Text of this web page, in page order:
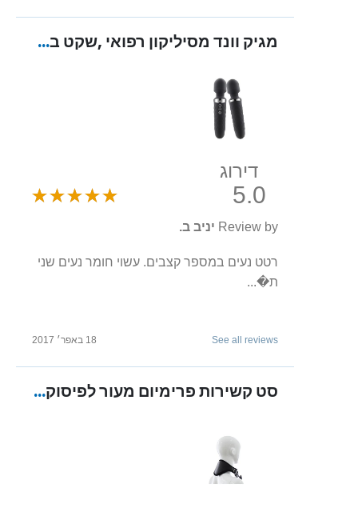
מגיק וונד מסיליקון רפואי ,שקט במיוחד, נטען בעל 10 מהירויות שונות "Erna"
דירוג
5.0
Review by יניב ב.
רטט נעים במספר קצבים. עשוי חומר נעים שני
ת�...
See all reviews 18 באפר׳ 2017
סט קשירות פרימיום מעור לפיסוק רגליים "Pele"